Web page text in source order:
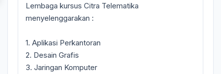
Lembaga kursus Citra Telematika
menyelenggarakan :
1. Aplikasi Perkantoran
2. Desain Grafis
3. Jaringan Komputer